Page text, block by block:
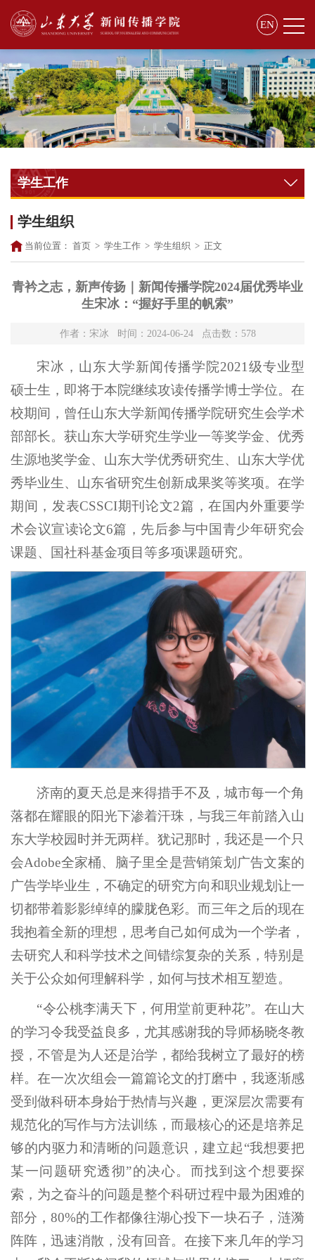
EN
学生工作
学生组织
当前位置： 首页 > 学生工作 > 学生组织 > 正文
青衿之志，新声传扬｜新闻传播学院2024届优秀毕业
生宋冰：“握好手里的帆索”
作者：宋冰 时间：2024-06-24 点击数： 578
宋冰，山东大学新闻传播学院2021级专业型
硕士生，即将于本院继续攻读传播学博士学位。在
校期间，曾任山东大学新闻传播学院研究生会学术
部部长。获山东大学研究生学业一等奖学金、优秀
生源地奖学金、山东大学优秀研究生、山东大学优
秀毕业生、山东省研究生创新成果奖等奖项。在学
期间，发表CSSCI期刊论文2篇，在国内外重要学
术会议宣读论文6篇，先后参与中国青少年研究会
课题、国社科基金项目等多项课题研究。
济南的夏天总是来得措手不及，城市每一个角
落都在耀眼的阳光下渗着汗珠，与我三年前踏入山
东大学校园时并无两样。犹记那时，我还是一个只
会Adobe全家桶、脑子里全是营销策划广告文案的
广告学毕业生，不确定的研究方向和职业规划让一
切都带着影影绰绰的朦胧色彩。而三年之后的现在
我抱着全新的理想，思考自己如何成为一个学者，
去研究人和科学技术之间错综复杂的关系，特别是
关于公众如何理解科学，如何与技术相互塑造。
“令公桃李满天下，何用堂前更种花”。在山大
的学习令我受益良多，尤其感谢我的导师杨晓冬教
授，不管是为人还是治学，都给我树立了最好的榜
样。在一次次组会一篇篇论文的打磨中，我逐渐感
受到做科研本身始于热情与兴趣，更深层次需要有
规范化的写作与方法训练，而最核心的还是培养足
够的内驱力和清晰的问题意识，建立起“我想要把
某一问题研究透彻”的决心。而找到这个想要探
索，为之奋斗的问题是整个科研过程中最为困难的
部分，80%的工作都像往湖心投下一块石子，涟漪
阵阵，迅速消散，没有回音。在接下来几年的学习